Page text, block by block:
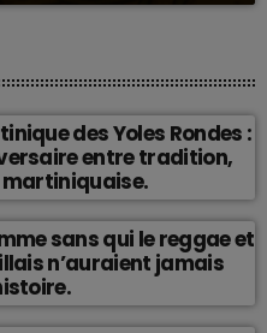
des Yoles Rondes :
entre tradition,
sans qui le reggae et
n’auraient jamais